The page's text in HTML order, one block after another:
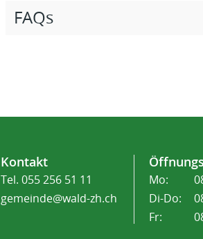
FAQs
Kontakt
Tel. 055 256 51 11
gemeinde@wald-zh.ch
Mo:
Di-Do:
Fr: